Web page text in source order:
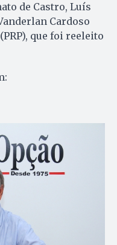
de Castro, Luís
Cardoso
que foi reeleito